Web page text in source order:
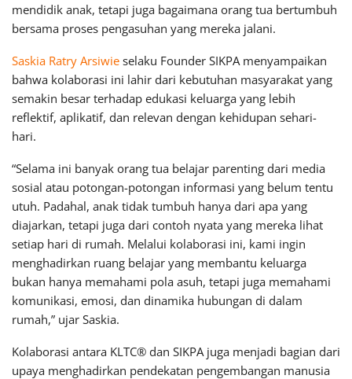
mendidik anak, tetapi juga bagaimana orang tua bertumbuh
bersama proses pengasuhan yang mereka jalani.
Saskia Ratry Arsiwie selaku Founder SIKPA menyampaikan
bahwa kolaborasi ini lahir dari kebutuhan masyarakat yang
semakin besar terhadap edukasi keluarga yang lebih
reflektif, aplikatif, dan relevan dengan kehidupan sehari-
hari.
“Selama ini banyak orang tua belajar parenting dari media
sosial atau potongan-potongan informasi yang belum tentu
utuh. Padahal, anak tidak tumbuh hanya dari apa yang
diajarkan, tetapi juga dari contoh nyata yang mereka lihat
setiap hari di rumah. Melalui kolaborasi ini, kami ingin
menghadirkan ruang belajar yang membantu keluarga
bukan hanya memahami pola asuh, tetapi juga memahami
komunikasi, emosi, dan dinamika hubungan di dalam
rumah,” ujar Saskia.
Kolaborasi antara KLTC® dan SIKPA juga menjadi bagian dari
upaya menghadirkan pendekatan pengembangan manusia